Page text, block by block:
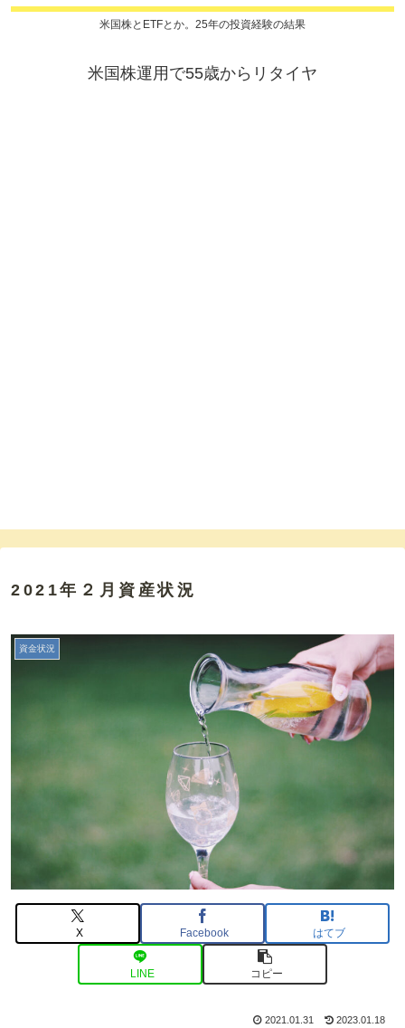
米国株とETFとか。25年の投資経験の結果
米国株運用で55歳からリタイヤ
2021年２月資産状況
資金状況
X Facebook はてブ
LINE コピー
2021.01.31 2023.01.18